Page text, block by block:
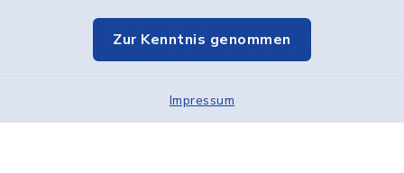
Zur Kenntnis genommen
Impressum
Elektronische Kommunikation
Sitemap